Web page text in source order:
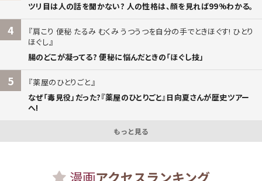
ツリ目は人の話を聞かない? 人の性格は、顔を見れば99%わかる。
4
肩こり 便秘 たるみ むくみ うつうつを自分の手でときほぐす! ひとり
ほぐし
腸のどこが凝ってる? 便秘に悩んだときの「ほぐし技」
5
薬屋のひとりごと
なぜ「毒見役」だった?『薬屋のひとりごと』日向夏さんが歴史ツアー
へ!
もっと見る
漫画アクセスランキング